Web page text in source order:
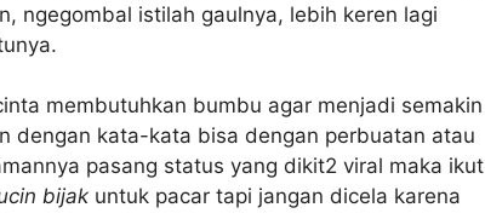
ngegombal istilah gaulnya, lebih keren lagi
membutuhkan bumbu agar menjadi semakin
dengan kata-kata bisa dengan perbuatan atau
pasang status yang dikit2 viral maka ikut
bijak untuk pacar tapi jangan dicela karena